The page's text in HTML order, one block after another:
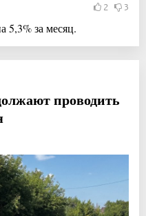
2 3
5,3% за месяц.
проводить